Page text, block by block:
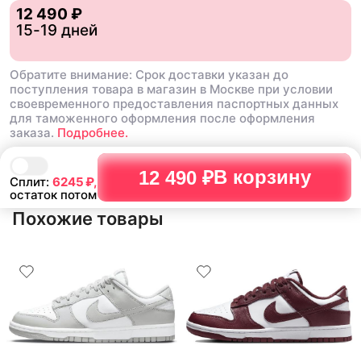
Сплит: 6245₽,
остаток потом
12 490 ₽В корзину
12 490 ₽
15-19 дней
Обратите внимание: Срок доставки указан до
поступления товара в магазин в Москве при условии
своевременного предоставления паспортных данных
для таможенного оформления после оформления
заказа. Подробнее.
Похожие товары